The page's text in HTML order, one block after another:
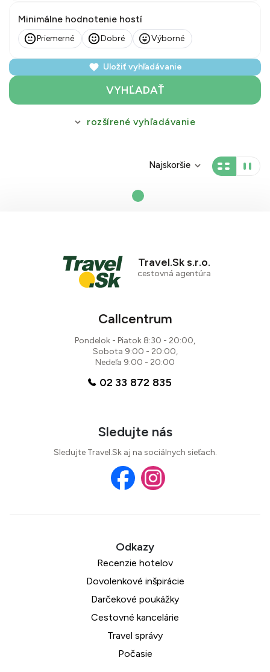
Minimálne hodnotenie hostí
Priemerné Dobré Výborné
Uložiť vyhľadávanie
VYHĽADAŤ
rozšírené vyhľadávanie
Najskoršie
Travel.Sk s.r.o.
cestovná agentúra
Callcentrum
Pondelok - Piatok 8:30 - 20:00,
Sobota 9:00 - 20:00,
Nedeľa 9:00 - 20:00
02 33 872 835
Sledujte nás
Sledujte Travel.Sk aj na sociálnych sieťach.
Recenzie hotelov
Dovolenkové inšpirácie
Darčekové poukážky
Cestovné kancelárie
Travel správy
Počasie